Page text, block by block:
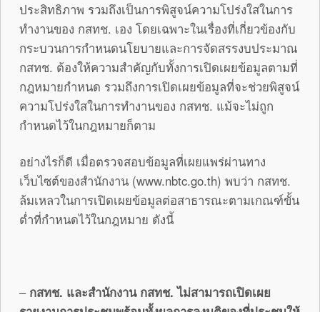
ประสิทธิภาพ รวมถึงเป็นการพิสูจน์ความโปร่งใสในการ
ทำงานของ กสทช. เอง โดยเฉพาะในเรื่องที่เกี่ยวข้องกับ
กระบวนการกำหนดนโยบายและการจัดสรรงบประมาณ
กสทช. ต้องให้ความสำคัญกับทั้งการเปิดเผยข้อมูลตามที่
กฎหมายกำหนด รวมถึงการเปิดเผยข้อมูลที่จะช่วยพิสูจน์
ความโปร่งใสในการทำงานของ กสทช. แม้จะไม่ถูก
กำหนดไว้ในกฎหมายก็ตาม
อย่างไรก็ดี เมื่อตรวจสอบข้อมูลที่เผยแพร่ผ่านทาง
เว็บไซต์ของสำนักงาน (www.nbtc.go.th) พบว่า กสทช.
ล้มเหลวในการเปิดเผยข้อมูลต่อสาธารณะตามเกณฑ์ขั้น
ต่ำที่กำหนดไว้ในกฎหมาย ดังนี้
– กสทช. และสำนักงาน กสทช. ไม่สามารถเปิดเผย